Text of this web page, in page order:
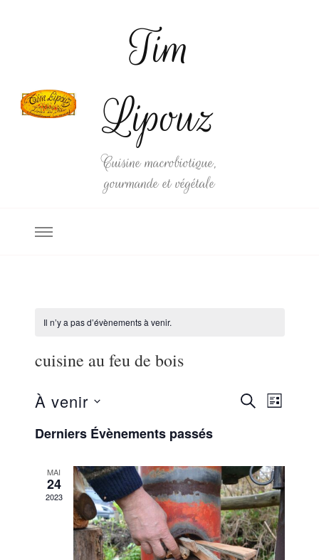
Tim
Lipouz
Cuisine macrobiotique,
gourmande et végétale
Il n’y a pas d’évènements à venir.
cuisine au feu de bois
de
vues
RECHERCHE
LISTE
À venir
Sélectionnez
date.
Derniers Évènements passés
MAI
24
2023